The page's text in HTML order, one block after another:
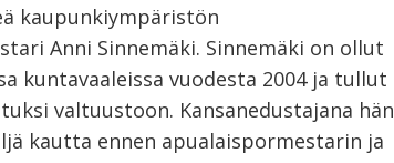
kaupunkiympäristön
Anni Sinnemäki. Sinnemäki on ollut
kuntavaaleissa vuodesta 2004 ja tullut
valtuustoon. Kansanedustajana hän
kautta ennen apualaispormestarin ja